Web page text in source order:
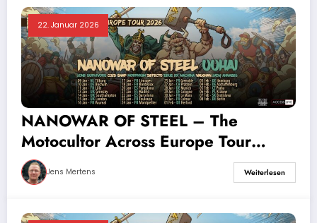
22. Januar 2026
NANOWAR OF STEEL – The
Motocultor Across Europe Tour
2026Jens Mertens Weiterlesen